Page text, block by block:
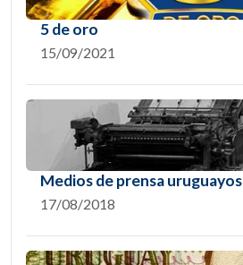
5 de oro
15/09/2021
Medios de prensa uruguayos
17/08/2018